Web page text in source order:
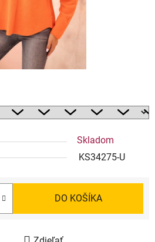
Skladom
KS34275-U
DO KOŠÍKA